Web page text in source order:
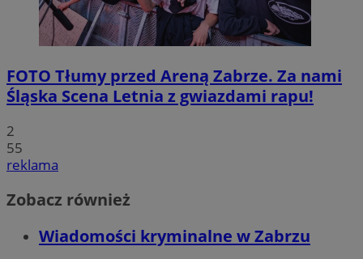
FOTO Tłumy przed Areną Zabrze. Za nami
Śląska Scena Letnia z gwiazdami rapu!
2
55
reklama
Zobacz również
Wiadomości kryminalne w Zabrzu